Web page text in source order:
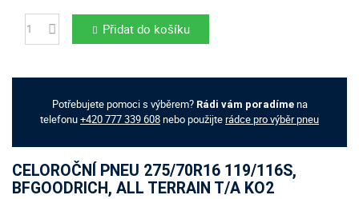
Počet Přidat do košíku
Potřebujete pomoci s výběrem? Rádi vám poradímena
telefonu+420 777 339 608nebo použijterádce pro výběr pneu
CELOROČNÍ PNEU 275/70R16 119/116S,
BFGOODRICH, ALL TERRAIN T/A KO2